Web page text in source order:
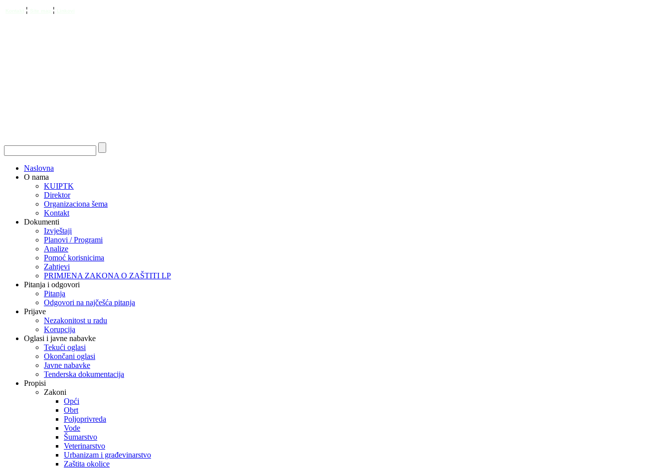
¦ ¦
Naslovna
O nama
KUIPTK
Direktor
Organizaciona šema
Kontakt
Dokumenti
Izvještaji
Planovi / Programi
Analize
Pomoć korisnicima
Zahtjevi
PRIMJENA ZAKONA O ZAŠTITI LP
Pitanja i odgovori
Pitanja
Odgovori na najčešća pitanja
Prijave
Nezakonitost u radu
Korupcija
Oglasi i javne nabavke
Tekući oglasi
Okončani oglasi
Javne nabavke
Tenderska dokumentacija
Propisi
Zakoni
Opći
Obrt
Poljoprivreda
Vode
Šumarstvo
Veterinarstvo
Urbanizam i građevinarstvo
Zaštita okolice